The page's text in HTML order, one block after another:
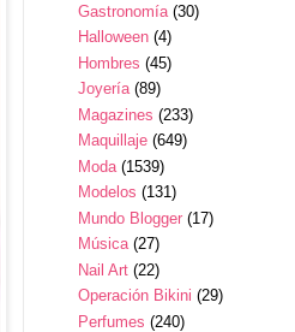
Gastronomía (30)
Halloween (4)
Hombres (45)
Joyería (89)
Magazines (233)
Maquillaje (649)
Moda (1539)
Modelos (131)
Mundo Blogger (17)
Música (27)
Nail Art (22)
Operación Bikini (29)
Perfumes (240)